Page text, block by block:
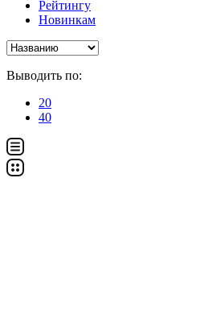
Рейтингу
Новинкам
Выводить по:
20
40